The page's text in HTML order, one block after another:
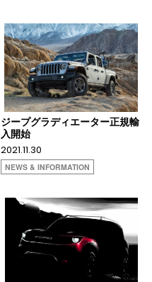
ジープグラディエーター正規輸
入開始
2021.11.30
NEWS & INFORMATION